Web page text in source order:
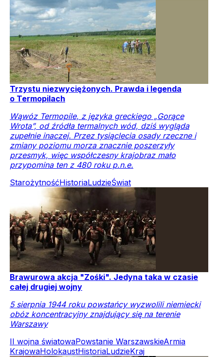
Trzystu niezwyciężonych. Prawda i legenda
o Termopilach
Wąwóz Termopile, z języka greckiego „Gorące
Wrota”, od źródła termalnych wód, dziś wygląda
zupełnie inaczej. Przez tysiąclecia osady rzeczne i
zmiany poziomu morza znacznie poszerzyły
przesmyk, więc współczesny krajobraz mało
przypomina ten z 480 roku p.n.e.
StarożytnośćHistoriaLudzieŚwiat
Brawurowa akcja "Zośki". Jedyna taka w czasie
całej drugiej wojny
5 sierpnia 1944 roku powstańcy wyzwolili niemiecki
obóz koncentracyjny znajdujący się na terenie
Warszawy
II wojna światowaPowstanie WarszawskieArmia
KrajowaHolokaustHistoriaLudzieKraj